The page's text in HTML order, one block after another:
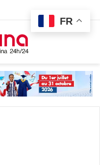
FR